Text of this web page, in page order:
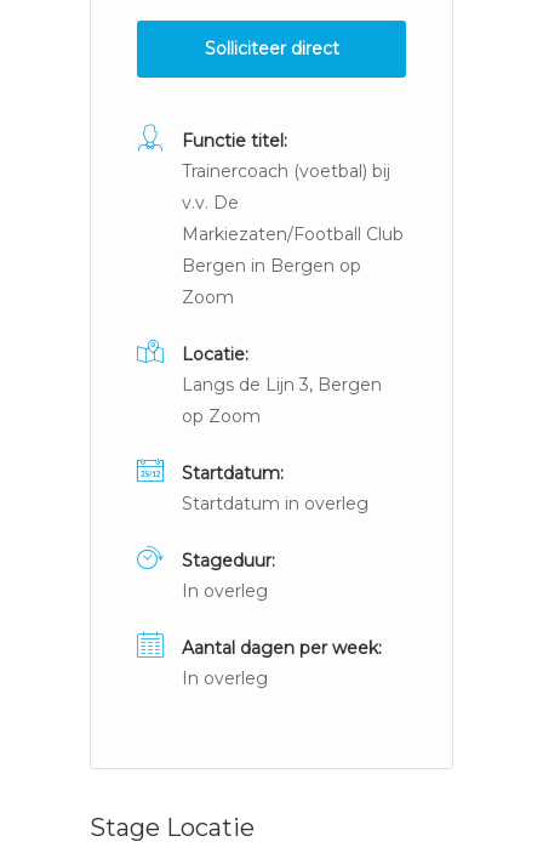
Solliciteer direct
Functie titel:
Trainercoach (voetbal) bij
v.v. De
Markiezaten/Football Club
Bergen in Bergen op
Zoom
Locatie:
Langs de Lijn 3, Bergen
op Zoom
Startdatum:
Startdatum in overleg
Stageduur:
In overleg
Aantal dagen per week:
In overleg
Stage Locatie